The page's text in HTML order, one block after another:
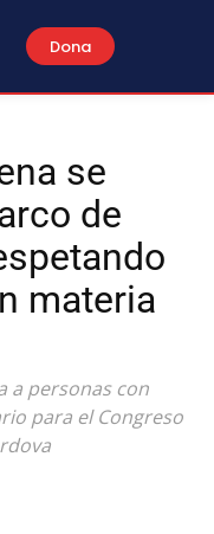
Dona
se
de
materia
a personas con
para el Congreso